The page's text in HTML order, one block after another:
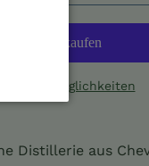
Bezahlmöglichkeiten
Distillerie aus